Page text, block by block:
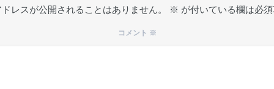
ドレスが公開されることはありません。 ※ が付いている欄は必
コメント ※